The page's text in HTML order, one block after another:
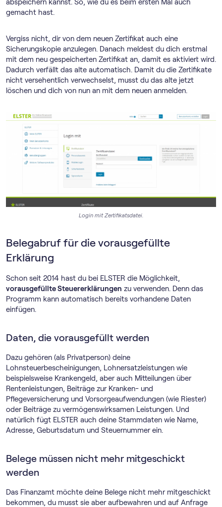
abspeichern kannst. So, wie du es beim ersten Mal auch
gemacht hast.
Vergiss nicht, dir von dem neuen Zertifikat auch eine
Sicherungskopie anzulegen. Danach meldest du dich erstmal
mit dem neu gespeicherten Zertifikat an, damit es aktiviert wird.
Dadurch verfällt das alte automatisch. Damit du die Zertifikate
nicht versehentlich verwechselst, musst du das alte jetzt
löschen und dich von nun an mit dem neuen anmelden.
Login mit Zertifikatsdatei.
Belegabruf für die vorausgefüllte
Erklärung
Schon seit 2014 hast du bei ELSTER die Möglichkeit,
vorausgefüllte Steuererklärungen zu verwenden. Denn das
Programm kann automatisch bereits vorhandene Daten
einfügen.
Daten, die vorausgefüllt werden
Dazu gehören (als Privatperson) deine
Lohnsteuerbescheinigungen, Lohnersatzleistungen wie
beispielsweise Krankengeld, aber auch Mitteilungen über
Rentenleistungen, Beiträge zur Kranken- und
Pflegeversicherung und Vorsorgeaufwendungen (wie Riester)
oder Beiträge zu vermögenswirksamen Leistungen. Und
natürlich fügt ELSTER auch deine Stammdaten wie Name,
Adresse, Geburtsdatum und Steuernummer ein.
Belege müssen nicht mehr mitgeschickt
werden
Das Finanzamt möchte deine Belege nicht mehr mitgeschickt
bekommen, du musst sie aber aufbewahren und auf Anfrage